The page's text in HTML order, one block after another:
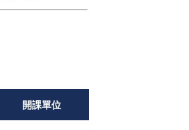
開課單位